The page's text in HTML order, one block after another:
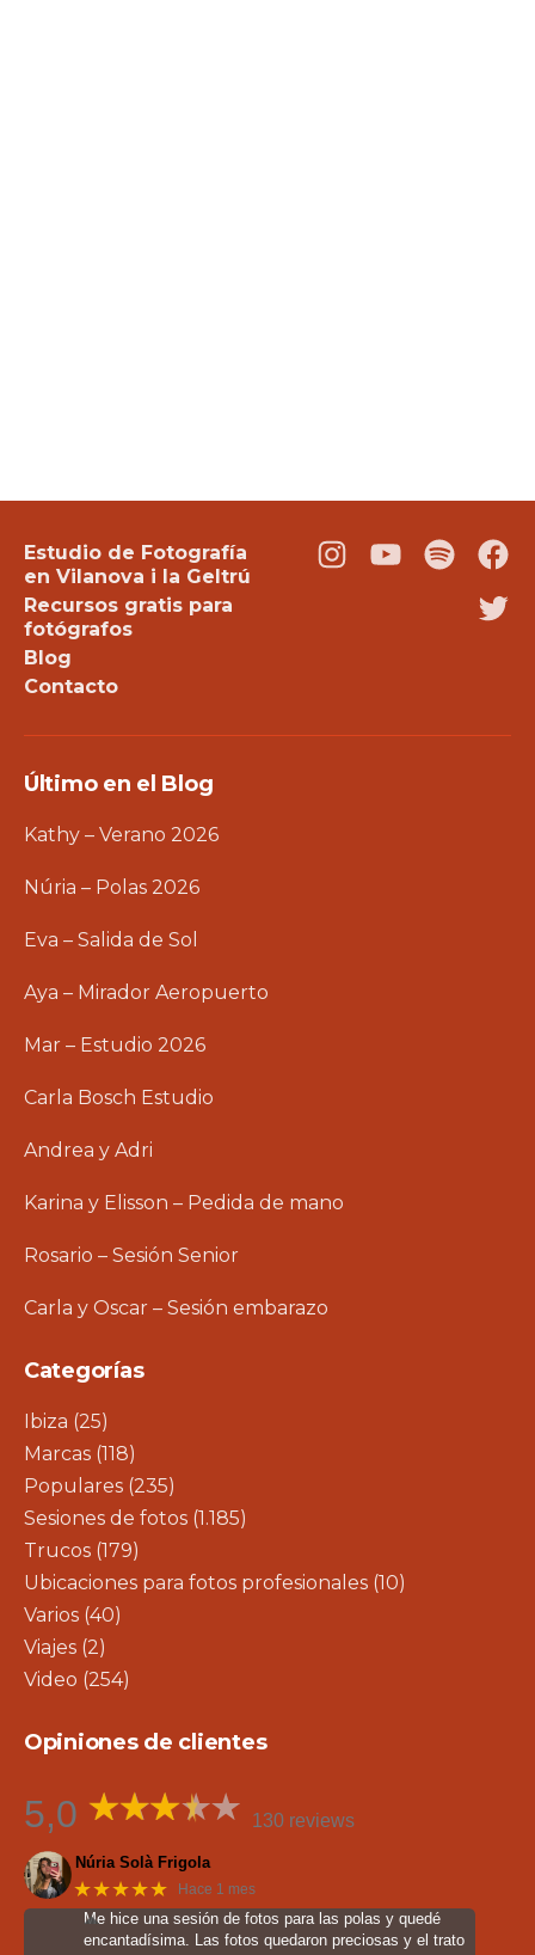
Estudio de Fotografía
en Vilanova i la Geltrú
Recursos gratis para
fotógrafos
Blog
Contacto
Instagram
YoutubePodcast
Último en el Blog
Kathy – Verano 2026
Núria – Polas 2026
Eva – Salida de Sol
Aya – Mirador Aeropuerto
Mar – Estudio 2026
Carla Bosch Estudio
Andrea y Adri
Karina y Elisson – Pedida de mano
Rosario – Sesión Senior
Carla y Oscar – Sesión embarazo
Categorías
Ibiza (25)
Marcas (118)
Populares (235)
Sesiones de fotos (1.185)
Trucos (179)
Ubicaciones para fotos profesionales (10)
Varios (40)
Viajes (2)
Video (254)
Opiniones de clientes
5,0 130 reviews
Núria Solà Frigola
★★★★★ Hace 1 mes
Me hice una sesión de fotos para las polas y quedé
encantadísima. Las fotos quedaron preciosas y el trato